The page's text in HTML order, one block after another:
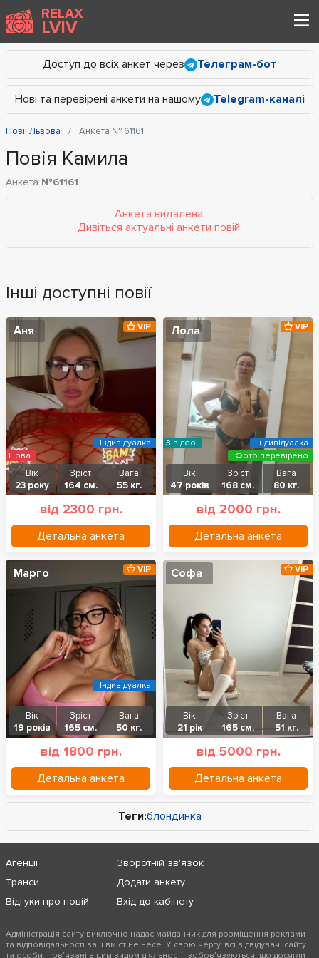
RELAX
LVIV
Доступ до всіх анкет через Телеграм-бот
Нові та перевірені анкети на нашому Telegram-каналі
Повії Львова Анкета № 61161
Повія Камила
Анкета №61161
Анкета видалена.
Дивіться актуальні анкети повій.
Інші доступні повії
Аня
Вік
23 року
Зріст
164 см.
Вага
55 кг.
від 2300 грн.
Детальна анкета
VIP
Нова
Індивідуалка
Лола
Вік
47 років
Зріст
168 см.
Вага
80 кг.
від 2000 грн.
Детальна анкета
VIP
З відео
Фото перевірено
Індивідуалка
Марго
Вік
19 років
Зріст
165 см.
Вага
50 кг.
від 1800 грн.
Детальна анкета
VIP
Індивідуалка
Софа
Вік
21 рік
Зріст
165 см.
Вага
51 кг.
від 5000 грн.
Детальна анкета
VIP
Теги:блондинка
Агенції
Транси
Відгуки про повій
Зворотній зв'язок
Додати анкету
Вхід до кабінету
Адміністрація сайту виключно надає майданчик для розміщення реклами
та відповідальності за її вміст не несе. У свою чергу, всі відвідувачі сайту
та особи, пов'язані з цим видом діяльності, зобов'язуються, що досягли